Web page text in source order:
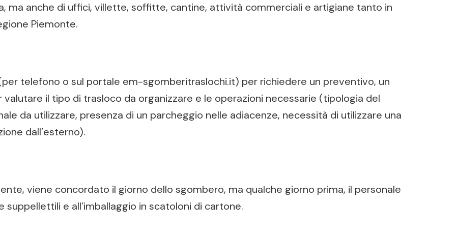
ma anche di uffici, villette, soffitte, cantine, attività commerciali e artigiane tanto in
Piemonte.
telefono o sul portale em-sgomberitraslochi.it) per richiedere un preventivo, un
il tipo di trasloco da organizzare e le operazioni necessarie (tipologia del
da utilizzare, presenza di un parcheggio nelle adiacenze, necessità di utilizzare una
dall’esterno).
viene concordato il giorno dello sgombero, ma qualche giorno prima, il personale
e all’imballaggio in scatoloni di cartone.